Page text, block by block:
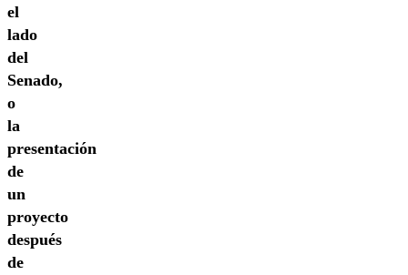
el
lado
del
Senado,
o
la
presentación
de
un
proyecto
después
de